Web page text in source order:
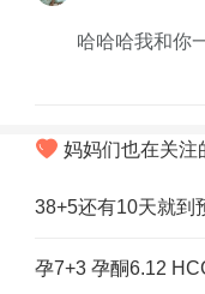
哈哈哈我和你
妈妈们也在关注
38+5还有10天就到
孕7+3 孕酮6.12